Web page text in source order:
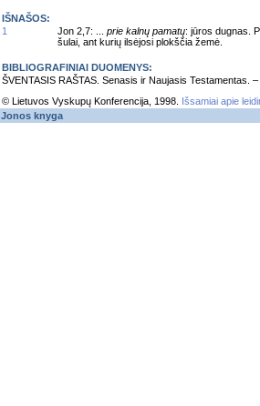
IŠNAŠOS:
1
Jon 2,7: ... prie kalnų pamatų: jūros dugnas.
šulai, ant kurių ilsėjosi plokščia žemė.
BIBLIOGRAFINIAI DUOMENYS:
ŠVENTASIS RAŠTAS. Senasis ir Naujasis Testamentas.
© Lietuvos Vyskupų Konferencija, 1998.
Išsamiai apie
Jonos knyga